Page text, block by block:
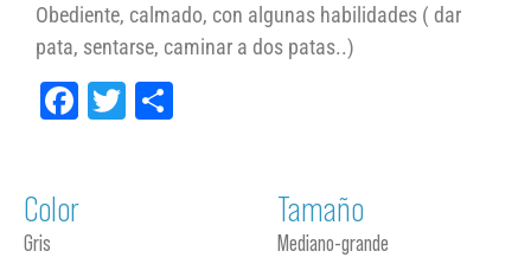
Obediente, calmado, con algunas habilidades ( dar
pata, sentarse, caminar a dos patas..)
Facebook
Twitter
Color
Gris
Tamaño
Mediano-grande